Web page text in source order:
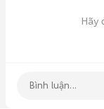
Hãy